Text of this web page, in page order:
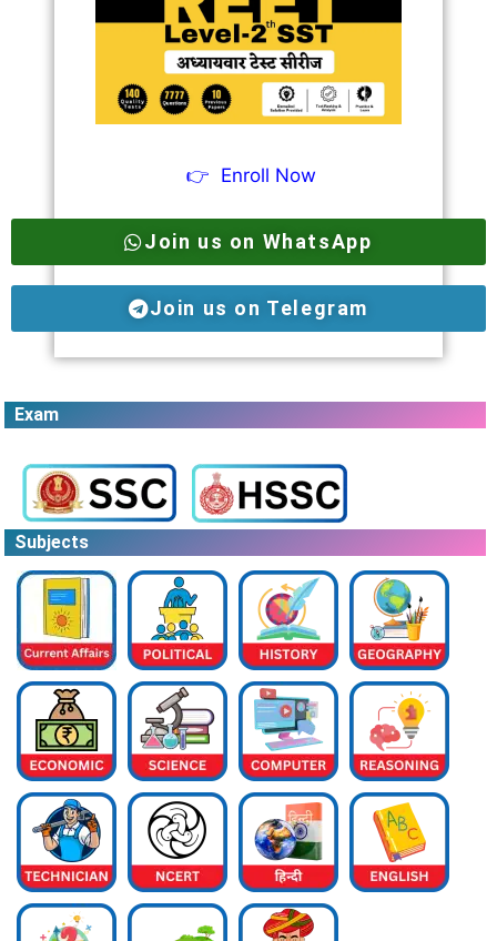
👉 Enroll Now
Join us on WhatsApp
Join us on Telegram
Exam
Subjects